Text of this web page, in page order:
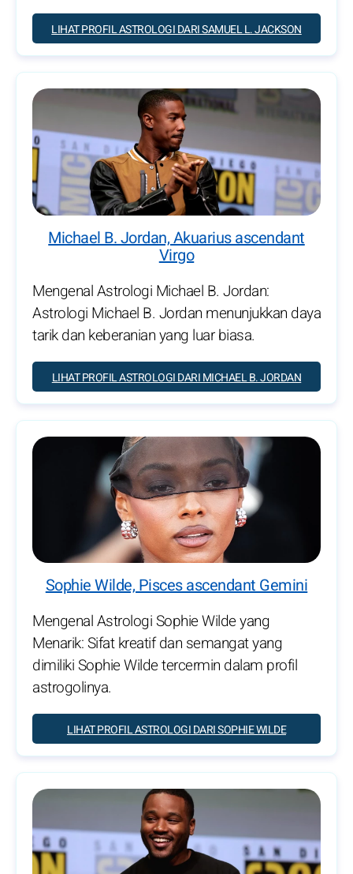
LIHAT PROFIL ASTROLOGI DARI SAMUEL L. JACKSON
Michael B. Jordan, Akuarius ascendant
Virgo
Mengenal Astrologi Michael B. Jordan:
Astrologi Michael B. Jordan menunjukkan daya
tarik dan keberanian yang luar biasa.
LIHAT PROFIL ASTROLOGI DARI MICHAEL B. JORDAN
Sophie Wilde, Pisces ascendant Gemini
Mengenal Astrologi Sophie Wilde yang
Menarik: Sifat kreatif dan semangat yang
dimiliki Sophie Wilde tercermin dalam profil
astrogolinya.
LIHAT PROFIL ASTROLOGI DARI SOPHIE WILDE